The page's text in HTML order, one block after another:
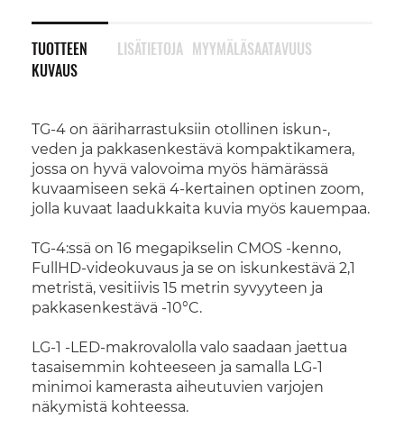
TUOTTEEN
KUVAUS
TG-4 on ääriharrastuksiin otollinen iskun-,
veden ja pakkasenkestävä kompaktikamera,
jossa on hyvä valovoima myös hämärässä
kuvaamiseen sekä 4-kertainen optinen zoom,
jolla kuvaat laadukkaita kuvia myös kauempaa.
TG-4:ssä on 16 megapikselin CMOS -kenno,
FullHD-videokuvaus ja se on iskunkestävä 2,1
metristä, vesitiivis 15 metrin syvyyteen ja
pakkasenkestävä -10°C.
LG-1 -LED-makrovalolla valo saadaan jaettua
tasaisemmin kohteeseen ja samalla LG-1
minimoi kamerasta aiheutuvien varjojen
näkymistä kohteessa.
LISÄTIETOJA MYYMÄLÄSAATAVUUS